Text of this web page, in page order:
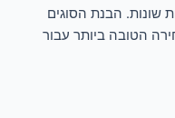
שונות. הבנת הסוגים
הטובה ביותר עבור